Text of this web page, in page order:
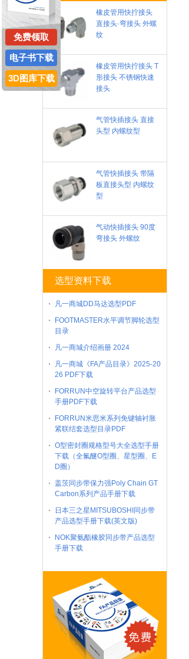
橡皮管用快拧接头
直接头·弯接头 外螺
纹
橡皮管用快拧接头 T
形接头 不锈钢快速
接头
气管快插接头 直接
头型 内螺纹型
气管快插接头 带隔
板直接头型 内螺纹
型
气动快插接头 90度
弯接头 外螺纹
选型资料下载
凡一商城DD马达选型PDF
FOOTMASTER水平调节脚轮选型
目录
凡一商城介绍画册 2024
凡一商城《FA产品目录》2025-20
26 PDF下载
FORRUN中空旋转平台产品选型
手册PDF下载
FORRUN米思米系列免键轴衬胀
紧联结套选型目录PDF
O型密封圈规格型号大全选型手册
下载（全氟醚O型圈、星型圈、E
D圈）
盖茨同步带保力强Poly Chain GT
Carbon系列产品手册下载
日本三之星MITSUBOSHI同步带
产品选型手册下载(英文版)
NOK聚氨酯橡胶同步带产品选型
手册下载
免费领取
电子书下载
3D图库下载